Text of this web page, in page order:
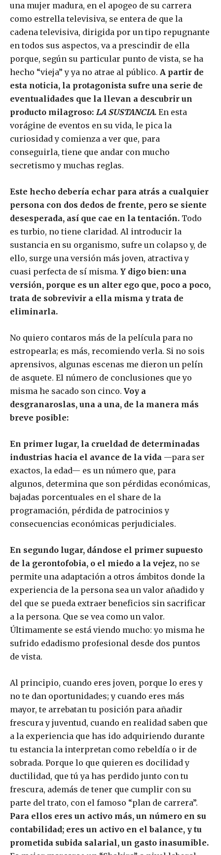
una mujer madura, en el apogeo de su carrera
como estrella televisiva, se entera de que la
cadena televisiva, dirigida por un tipo repugnante
en todos sus aspectos, va a prescindir de ella
porque, según su particular punto de vista, se ha
hecho “vieja” y ya no atrae al público. A partir de
esta noticia, la protagonista sufre una serie de
eventualidades que la llevan a descubrir un
producto milagroso: LA SUSTANCIA. En esta
vorágine de eventos en su vida, le pica la
curiosidad y comienza a ver que, para
conseguirla, tiene que andar con mucho
secretismo y muchas reglas.
Este hecho debería echar para atrás a cualquier
persona con dos dedos de frente, pero se siente
desesperada, así que cae en la tentación. Todo
es turbio, no tiene claridad. Al introducir la
sustancia en su organismo, sufre un colapso y, de
ello, surge una versión más joven, atractiva y
cuasi perfecta de sí misma. Y digo bien: una
versión, porque es un alter ego que, poco a poco,
trata de sobrevivir a ella misma y trata de
eliminarla.
No quiero contaros más de la película para no
estropearla; es más, recomiendo verla. Si no sois
aprensivos, algunas escenas me dieron un pelín
de asquete. El número de conclusiones que yo
misma he sacado son cinco. Voy a
desgranaroslas, una a una, de la manera más
breve posible:
En primer lugar, la crueldad de determinadas
industrias hacia el avance de la vida —para ser
exactos, la edad— es un número que, para
algunos, determina que son pérdidas económicas,
bajadas porcentuales en el share de la
programación, pérdida de patrocinios y
consecuencias económicas perjudiciales.
En segundo lugar, dándose el primer supuesto
de la gerontofobia, o el miedo a la vejez, no se
permite una adaptación a otros ámbitos donde la
experiencia de la persona sea un valor añadido y
del que se pueda extraer beneficios sin sacrificar
a la persona. Que se vea como un valor.
Últimamente se está viendo mucho: yo misma he
sufrido edadismo profesional desde dos puntos
de vista.
Al principio, cuando eres joven, porque lo eres y
no te dan oportunidades; y cuando eres más
mayor, te arrebatan tu posición para añadir
frescura y juventud, cuando en realidad saben que
a la experiencia que has ido adquiriendo durante
tu estancia la interpretan como rebeldía o ir de
sobrada. Porque lo que quieren es docilidad y
ductilidad, que tú ya has perdido junto con tu
frescura, además de tener que cumplir con su
parte del trato, con el famoso “plan de carrera”.
Para ellos eres un activo más, un número en su
contabilidad; eres un activo en el balance, y tu
prometida subida salarial, un gasto inasumible.